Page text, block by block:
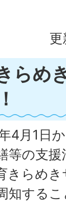
らめ
4月1日
等の支
きらめ
知する